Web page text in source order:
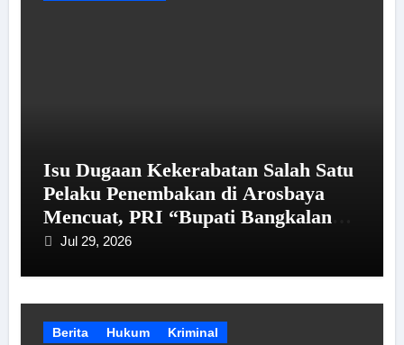
Isu Dugaan Kekerabatan Salah Satu
Pelaku Penembakan di Arosbaya
Mencuat, PRI “Bupati Bangkalan
Perlu Berikan Penjelasan kepada
Jul 29, 2026
Berita Hukum Kriminal